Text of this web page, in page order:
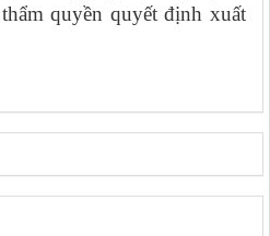
quyền quyết định xuất